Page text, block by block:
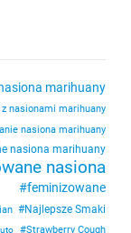
marihuany
nasionami marihuany
nasiona marihuany
nasiona marihuany
nasiona
feminizowane
Najlepsze Smaki
Strawberry Cough